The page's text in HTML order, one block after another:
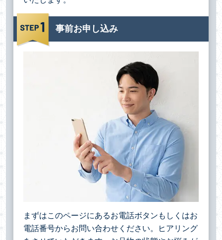
事前お申し込み
まずはこのページにあるお電話ボタンもしくはお
電話番号からお問い合わせください。ヒアリング